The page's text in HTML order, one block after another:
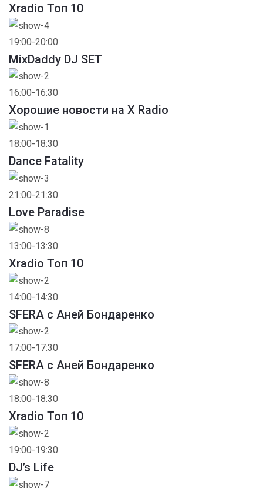
Xradio Топ 10
19:00-20:00
MixDaddy DJ SET
16:00-16:30
Хорошие новости на X Radio
18:00-18:30
Dance Fatality
21:00-21:30
Love Paradise
13:00-13:30
Xradio Топ 10
14:00-14:30
SFERA с Аней Бондаренко
17:00-17:30
SFERA с Аней Бондаренко
18:00-18:30
Xradio Топ 10
19:00-19:30
DJ’s Life